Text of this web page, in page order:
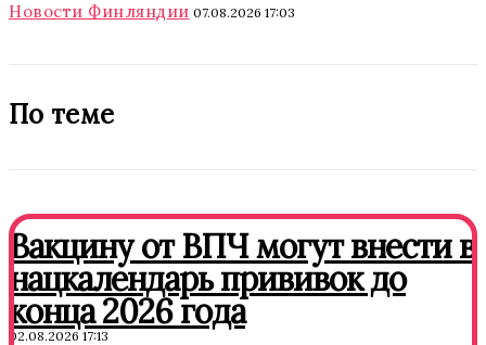
Новости Финляндии 07.08.2026 17:03
По теме
Вакцину от ВПЧ могут внести в
нацкалендарь прививок до
конца 2026 года
02.08.2026 17:13